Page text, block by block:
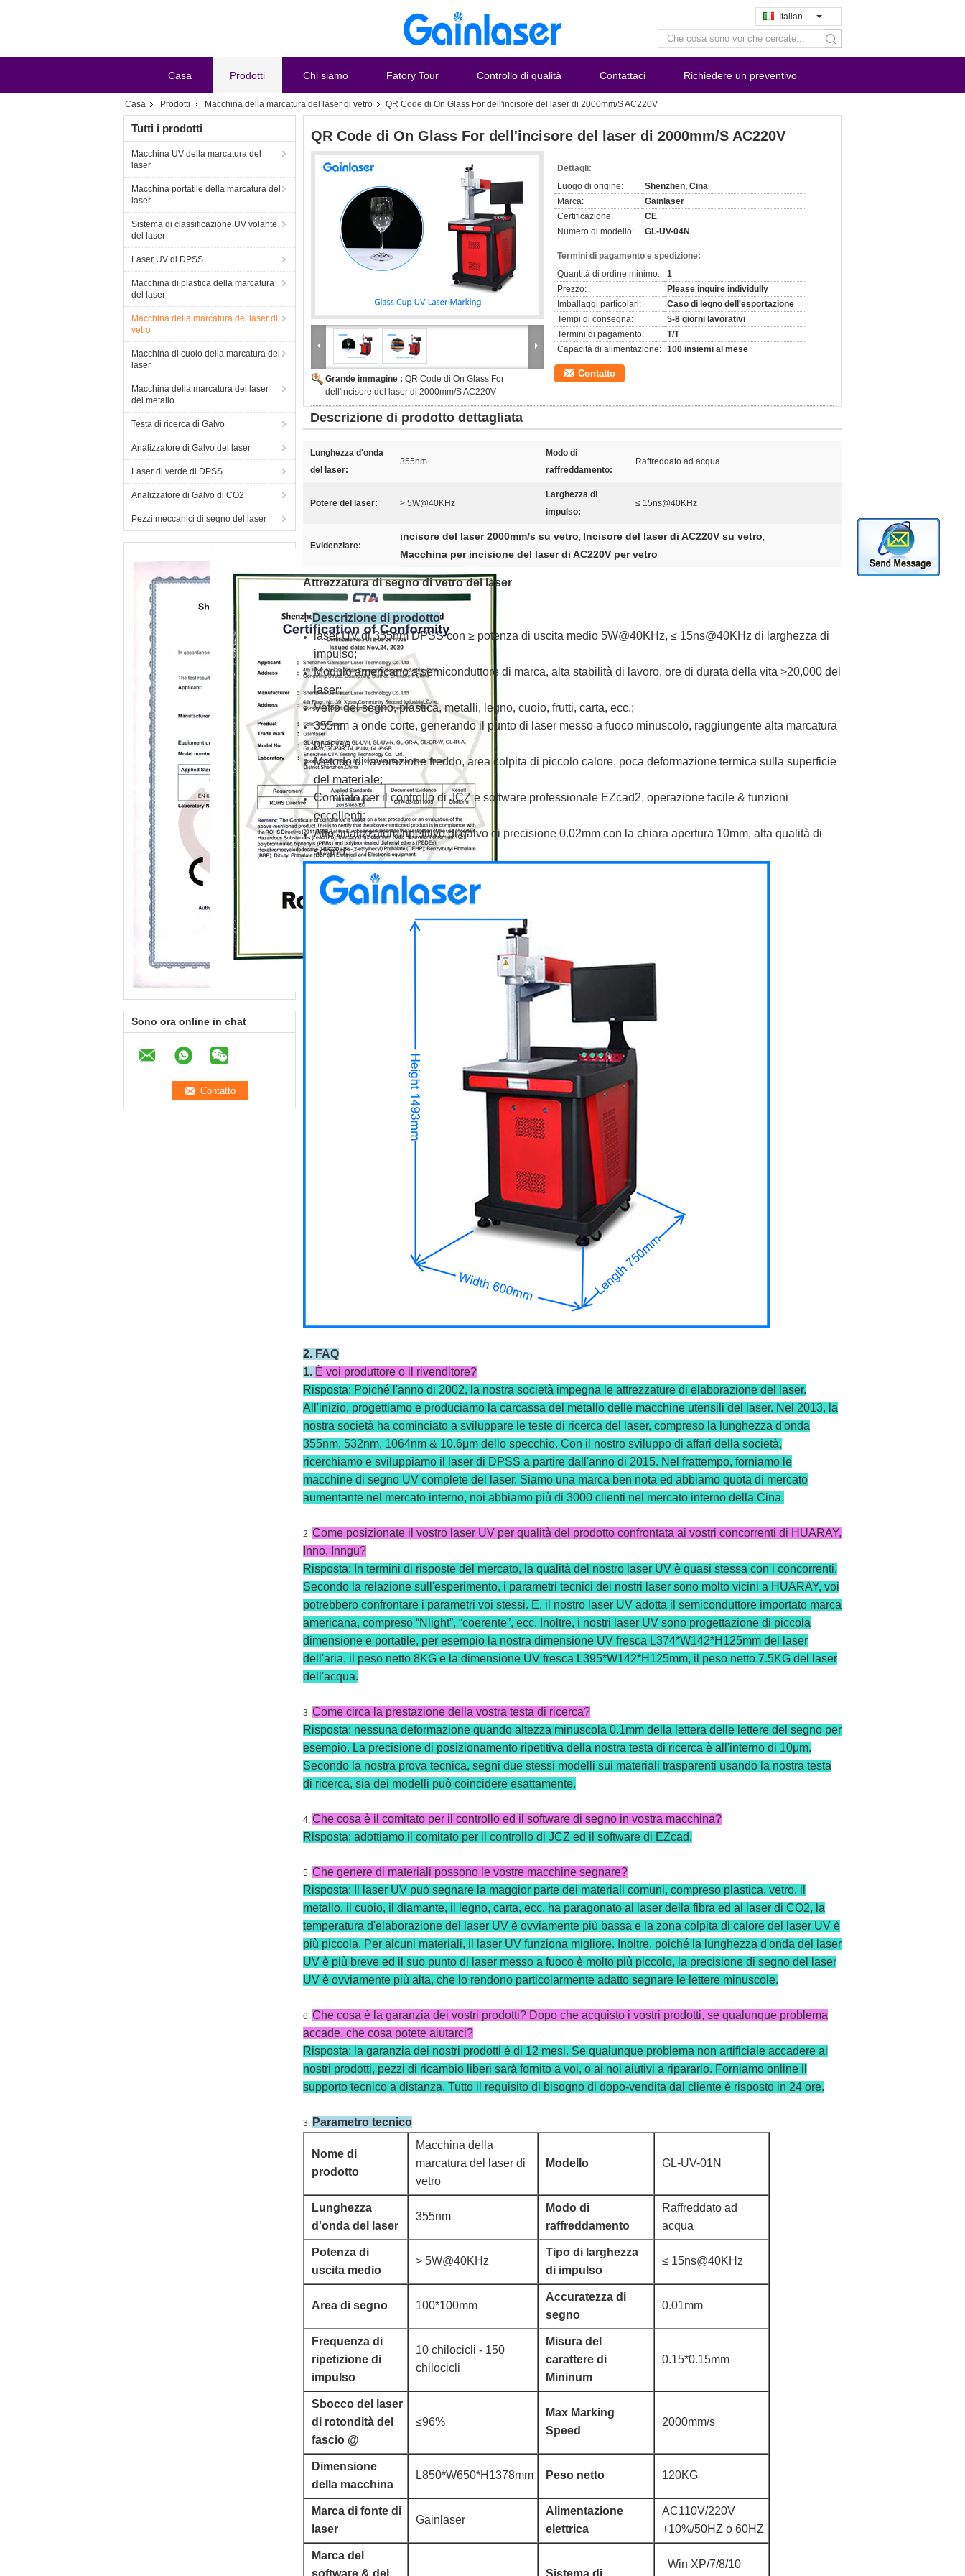
Italian
search
Casa Prodotti Chi siamo Fatory Tour Controllo di qualità Contattaci Richiedere un preventivo
Casa Prodotti Macchina della marcatura del laser di vetro QR Code di On Glass For dell'incisore del laser di 2000mm/S AC220V
Tutti i prodotti
Macchina UV della marcatura del
laser
Macchina portatile della marcatura del
laser
Sistema di classificazione UV volante
del laser
Laser UV di DPSS
Macchina di plastica della marcatura
del laser
Macchina della marcatura del laser di
vetro
Macchina di cuoio della marcatura del
laser
Macchina della marcatura del laser
del metallo
Testa di ricerca di Galvo
Analizzatore di Galvo del laser
Laser di verde di DPSS
Analizzatore di Galvo di CO2
Pezzi meccanici di segno del laser
Sono ora online in chat
QR Code di On Glass For dell'incisore del laser di 2000mm/S AC220V
Grande immagine : QR Code di On Glass For
dell'incisore del laser di 2000mm/S AC220V
Dettagli:
Luogo di origine:
Shenzhen, Cina
Marca:
Gainlaser
Certificazione:
CE
Numero di modello:
GL-UV-04N
Termini di pagamento e spedizione:
Quantità di ordine minimo:
1
Prezzo:
Please inquire individully
Imballaggi particolari:
Caso di legno dell'esportazione
Tempi di consegna:
5-8 giorni lavorativi
Termini di pagamento:
T/T
Capacità di alimentazione: 100 insiemi al mese
Contatto
Descrizione di prodotto dettagliata
Lunghezza d'onda
del laser:
355nm
Modo di
raffreddamento:
Raffreddato ad acqua
Potere del laser: > 5W@40KHz
Larghezza di
impulso:
≤ 15ns@40KHz
Evidenziare:
incisore del laser 2000mm/s su vetro, Incisore del laser di AC220V su vetro,
Macchina per incisione del laser di AC220V per vetro
Attrezzatura di segno di vetro del laser
1. Descrizione di prodotto
laser UV di 355nm DPSS con ≥ potenza di uscita medio 5W@40KHz, ≤ 15ns@40KHz di larghezza di
impulso;
Modulo americano a semiconduttore di marca, alta stabilità di lavoro, ore di durata della vita >20,000 del
laser;
Vetro del segno, plastica, metalli, legno, cuoio, frutti, carta, ecc.;
355nm a onde corte, generando il punto di laser messo a fuoco minuscolo, raggiungente alta marcatura
precisa;
Metodo di lavorazione freddo, area colpita di piccolo calore, poca deformazione termica sulla superficie
del materiale;
Comitato per il controllo di JCZ e software professionale EZcad2, operazione facile & funzioni
eccellenti;
Alto analizzatore ripetitivo di galvo di precisione 0.02mm con la chiara apertura 10mm, alta qualità di
segno;
2. FAQ
1. È voi produttore o il rivenditore?
Risposta: Poiché l'anno di 2002, la nostra società impegna le attrezzature di elaborazione del laser.
All'inizio, progettiamo e produciamo la carcassa del metallo delle macchine utensili del laser. Nel 2013, la
nostra società ha cominciato a sviluppare le teste di ricerca del laser, compreso la lunghezza d'onda
355nm, 532nm, 1064nm & 10.6μm dello specchio. Con il nostro sviluppo di affari della società,
ricerchiamo e sviluppiamo il laser di DPSS a partire dall'anno di 2015. Nel frattempo, forniamo le
macchine di segno UV complete del laser. Siamo una marca ben nota ed abbiamo quota di mercato
aumentante nel mercato interno, noi abbiamo più di 3000 clienti nel mercato interno della Cina.
2. Come posizionate il vostro laser UV per qualità del prodotto confrontata ai vostri concorrenti di HUARAY,
Inno, Inngu?
Risposta: In termini di risposte del mercato, la qualità del nostro laser UV è quasi stessa con i concorrenti.
Secondo la relazione sull'esperimento, i parametri tecnici dei nostri laser sono molto vicini a HUARAY, voi
potrebbero confrontare i parametri voi stessi. E, il nostro laser UV adotta il semiconduttore importato marca
americana, compreso “Nlight”, “coerente”, ecc. Inoltre, i nostri laser UV sono progettazione di piccola
dimensione e portatile, per esempio la nostra dimensione UV fresca L374*W142*H125mm del laser
dell'aria, il peso netto 8KG e la dimensione UV fresca L395*W142*H125mm, il peso netto 7.5KG del laser
dell'acqua.
3. Come circa la prestazione della vostra testa di ricerca?
Risposta: nessuna deformazione quando altezza minuscola 0.1mm della lettera delle lettere del segno per
esempio. La precisione di posizionamento ripetitiva della nostra testa di ricerca è all'interno di 10μm.
Secondo la nostra prova tecnica, segni due stessi modelli sui materiali trasparenti usando la nostra testa
di ricerca, sia dei modelli può coincidere esattamente.
4. Che cosa è il comitato per il controllo ed il software di segno in vostra macchina?
Risposta: adottiamo il comitato per il controllo di JCZ ed il software di EZcad.
5. Che genere di materiali possono le vostre macchine segnare?
Risposta: Il laser UV può segnare la maggior parte dei materiali comuni, compreso plastica, vetro, il
metallo, il cuoio, il diamante, il legno, carta, ecc. ha paragonato al laser della fibra ed al laser di CO2, la
temperatura d'elaborazione del laser UV è ovviamente più bassa e la zona colpita di calore del laser UV è
più piccola. Per alcuni materiali, il laser UV funziona migliore. Inoltre, poiché la lunghezza d'onda del laser
UV è più breve ed il suo punto di laser messo a fuoco è molto più piccolo, la precisione di segno del laser
UV è ovviamente più alta, che lo rendono particolarmente adatto segnare le lettere minuscole.
6. Che cosa è la garanzia dei vostri prodotti? Dopo che acquisto i vostri prodotti, se qualunque problema
accade, che cosa potete aiutarci?
Risposta: la garanzia dei nostri prodotti è di 12 mesi. Se qualunque problema non artificiale accadere ai
nostri prodotti, pezzi di ricambio liberi sarà fornito a voi, o ai noi aiutivi a ripararlo. Forniamo online il
supporto tecnico a distanza. Tutto il requisito di bisogno di dopo-vendita dal cliente è risposto in 24 ore.
3. Parametro tecnico
Nome di
prodotto
Macchina della
marcatura del laser di
vetro
Modello GL-UV-01N
Lunghezza
d'onda del laser
355nm
Modo di
raffreddamento
Raffreddato ad
acqua
Potenza di
uscita medio
> 5W@40KHz
Tipo di larghezza
di impulso
≤ 15ns@40KHz
Area di segno 100*100mm
Accuratezza di
segno
0.01mm
Frequenza di
ripetizione di
impulso
10 chilocicli - 150
chilocicli
Misura del
carattere di
Mininum
0.15*0.15mm
Sbocco del laser
di rotondità del
fascio @
≤96%
Max Marking
Speed
2000mm/s
Dimensione
della macchina
L850*W650*H1378mm Peso netto 120KG
Marca di fonte di
laser
Gainlaser
Alimentazione
elettrica
AC110V/220V
+10%/50HZ o 60HZ
Marca del
software & del
Sistema di
Win XP/7/8/10